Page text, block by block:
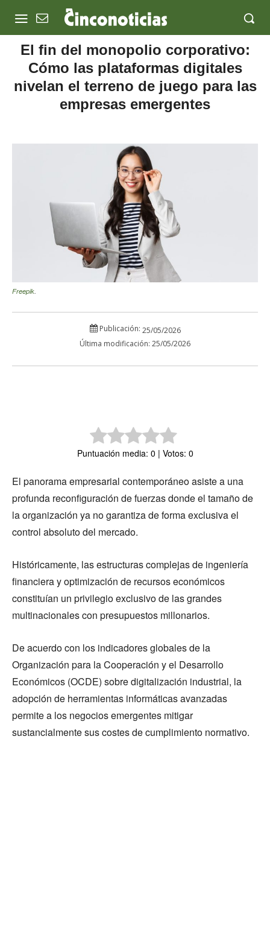
El fin del monopolio corporativo:
Cómo las plataformas digitales
nivelan el terreno de juego para las
empresas emergentes
Freepik
Publicación: 25/05/2026
Última modificación: 25/05/2026
Puntuación media: 0 | Votos: 0
El panorama empresarial contemporáneo asiste a una
profunda reconfiguración de fuerzas donde el tamaño de
la organización ya no garantiza de forma exclusiva el
control absoluto del mercado.
Históricamente, las estructuras complejas de ingeniería
financiera y optimización de recursos económicos
constituían un privilegio exclusivo de las grandes
multinacionales con presupuestos millonarios.
De acuerdo con los indicadores globales de la
Organización para la Cooperación y el Desarrollo
Económicos (OCDE) sobre digitalización industrial, la
adopción de herramientas informáticas avanzadas
permite a los negocios emergentes mitigar
sustancialmente sus costes de cumplimiento normativo.